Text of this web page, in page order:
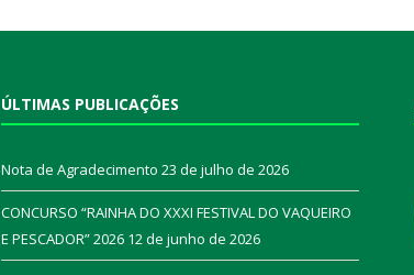
ÚLTIMAS PUBLICAÇÕES
Nota de Agradecimento 23 de julho de 2026
CONCURSO “RAINHA DO XXXI FESTIVAL DO VAQUEIRO
E PESCADOR” 2026 12 de junho de 2026